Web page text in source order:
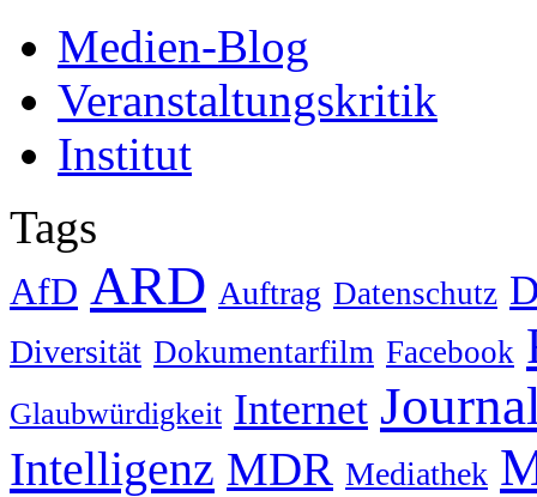
Medien-Blog
Veranstaltungskritik
Institut
Tags
AfD ARD Auftrag Datenschutz
Diversität Dokumentarfilm Facebook
Glaubwürdigkeit Internet
Intelligenz MDR Mediathek